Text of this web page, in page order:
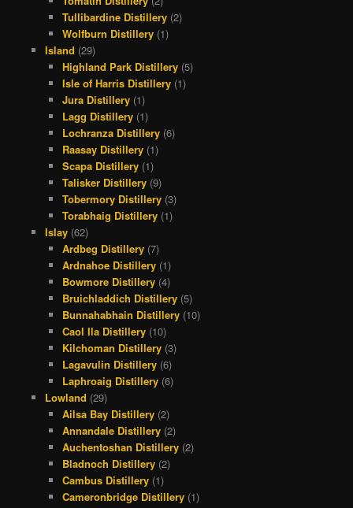
Tullibardine Distillery (2)
Wolfburn Distillery (1)
Island (29)
Highland Park Distillery (5)
Isle of Harris Distillery (1)
Jura Distillery (1)
Lagg Distillery (1)
Lochranza Distillery (6)
Raasay Distillery (1)
Scapa Distillery (1)
Talisker Distillery (9)
Tobermory Distillery (3)
Torabhaig Distillery (1)
Islay(62)
Ardbeg Distillery (7)
Ardnahoe Distillery (1)
Bowmore Distillery (4)
Bruichladdich Distillery (5)
Bunnahabhain Distillery (10)
Caol Ila Distillery (10)
Kilchoman Distillery (3)
Lagavulin Distillery (6)
Laphroaig Distillery (6)
Lowland (29)
Ailsa Bay Distillery (2)
Annandale Distillery (2)
Auchentoshan Distillery (2)
Bladnoch Distillery (2)
Cambus Distillery (1)
Cameronbridge Distillery (1)